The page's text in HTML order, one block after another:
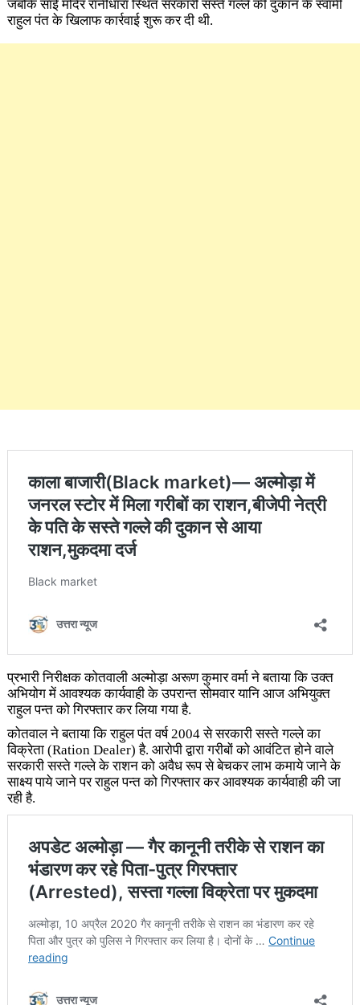
जबकि साईं मंदिर रानीधारा स्थित सरकारी सस्ते गल्ले की दुकान के स्वामी
राहुल पंत के खिलाफ कार्रवाई शुरू कर दी ​थी.
प्रभारी निरीक्षक कोतवाली अल्मोड़ा अरूण कुमार वर्मा ने बताया कि उक्त
अभियोग में आवश्यक कार्यवाही के उपरान्त सोमवार यानि आज अभियुक्त
राहुल पन्त को गिरफ्तार कर लिया गया है.
कोतवाल ने बताया कि राहुल पंत वर्ष 2004 से सरकारी सस्ते गल्ले का
विक्रेता (Ration Dealer) है. आरोपी द्वारा गरीबों को आवंटित होने वाले
सरकारी सस्ते गल्ले के राशन को अवैध रूप से बेचकर लाभ कमाये जाने के
साक्ष्य पाये जाने पर राहुल पन्त को गिरफ्तार कर आवश्यक कार्यवाही की जा
रही है.